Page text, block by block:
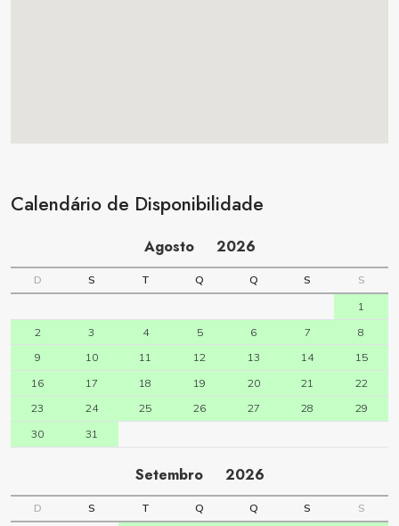
Calendário de Disponibilidade
Agosto 2026
D S T Q Q S
S
1
2
3 4 5 6 7
8
9
10 11 12 13 14
15
16
17 18 19 20 21
22
23
24 25 26 27 28
29
30
31
Setembro 2026
D S T Q Q S
S